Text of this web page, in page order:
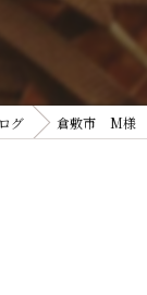
グ 倉敷市 M様